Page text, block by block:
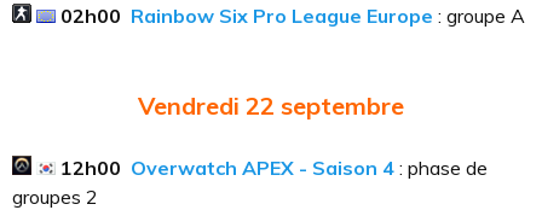
02h00 Rainbow Six Pro League Europe : groupe A
Vendredi 22 septembre
12h00 Overwatch APEX - Saison 4 : phase de
groupes 2